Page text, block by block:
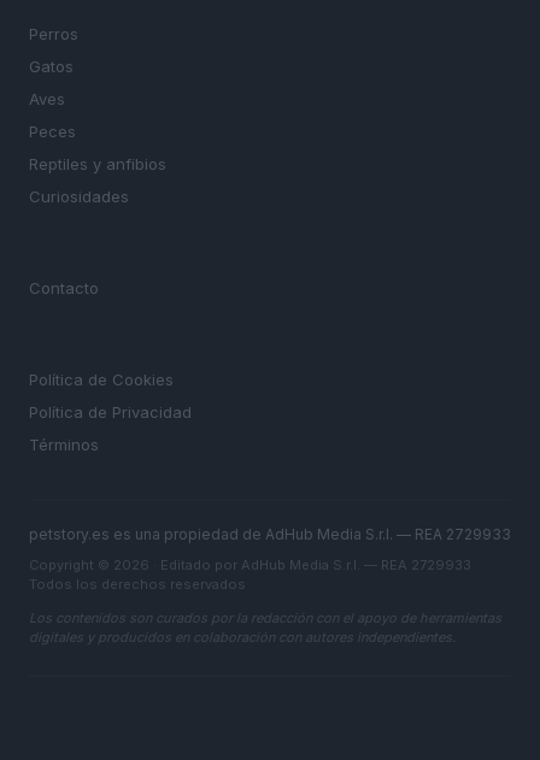
Perros
Gatos
Aves
Peces
Reptiles y anfibios
Curiosidades
Contacto
Política de Cookies
Política de Privacidad
Términos
petstory.es es una propiedad de AdHub Media S.r.l. — REA 2729933
Copyright © 2026 · Editado por AdHub Media S.r.l. — REA 2729933
Todos los derechos reservados
Los contenidos son curados por la redacción con el apoyo de herramientas
digitales y producidos en colaboración con autores independientes.